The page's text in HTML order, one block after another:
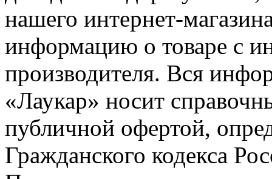
нашего интернет-
информацию о товаре с
производителя. Вся
«Лаукар» носит
публичной офертой,
Гражданского кодекса